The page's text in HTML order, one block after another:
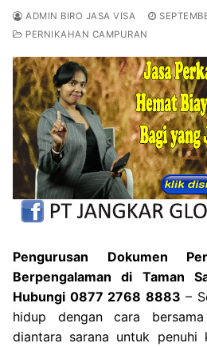
ADMIN BIRO JASA VISA
PERNIKAHAN CAMPURAN
Pengurusan Dokumen
Berpengalaman di Taman
Hubungi 0877 2768 8883 –
hidup dengan cara
diantara sarana untuk penuhi